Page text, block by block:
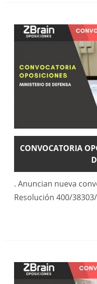
CONVOCATORIA
. Anuncian nueva
Resolución 400/